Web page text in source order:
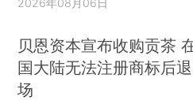
2026年08月06日
贝恩资本宣布收购贡茶
国大陆无法注册商标后
场